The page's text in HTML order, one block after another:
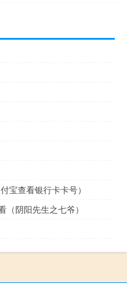
宝查看银行卡卡号）
阴阳先生之七爷）